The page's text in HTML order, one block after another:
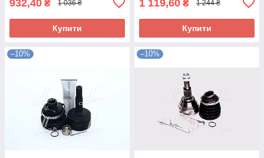
932,40 ₴ 1 036 ₴
Купити
1 119,60 ₴ 1 244 ₴
Купити
–10% –10%